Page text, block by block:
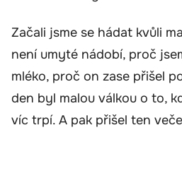
Začali jsme se hádat kvůli
není umyté nádobí, proč
mléko, proč on zase přišel
den byl malou válkou o to,
víc trpí. A pak přišel ten